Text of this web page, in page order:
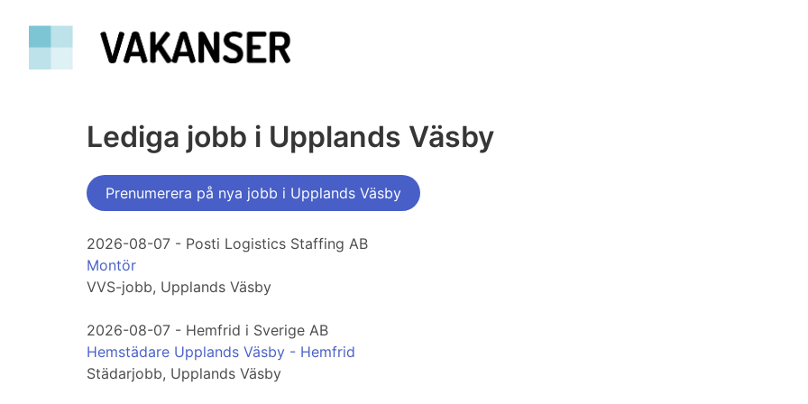
Lediga jobb i Upplands Väsby
Prenumerera på nya jobb i Upplands Väsby
2026-08-07 - Posti Logistics Staffing AB
Montör
VVS-jobb, Upplands Väsby
2026-08-07 - Hemfrid i Sverige AB
Hemstädare Upplands Väsby - Hemfrid
Städarjobb, Upplands Väsby